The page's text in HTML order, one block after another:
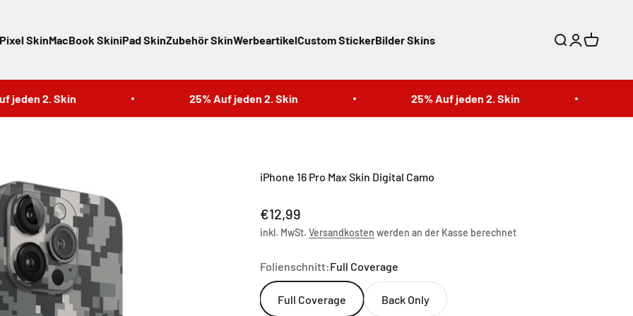
Pixel SkinMacBook SkiniPad SkinZubehör SkinWerbeartikelCustom StickerBilder Skins SucheAnmelden
2. Skin 25% Auf jeden 2. Skin 25% Auf jeden 2. Skin
iPhone 16 Pro Max Skin Digital Camo
Angebot
€12,99
inkl. MwSt. Versandkosten werden an der Kasse berechnet
Folienschnitt:Full Coverage
Full Coverage Back Only